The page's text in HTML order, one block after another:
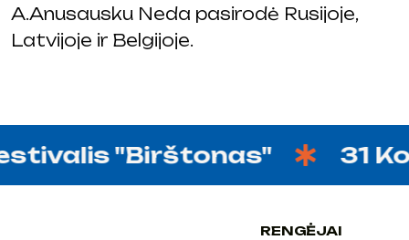
A.Anusausku Neda pasirodė Rusijoje,
Latvijoje ir Belgijoje.
"Birštonas" 31
RENGĖJAI